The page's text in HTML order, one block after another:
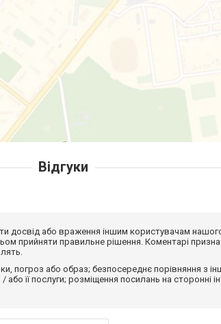
Відгуки
досвід або враження іншим користувачам
прийняти правильне рішення. Коментарі
погроз або образ; безпосереднє порівняння з
або її послуги; розміщення посилань на сторонні